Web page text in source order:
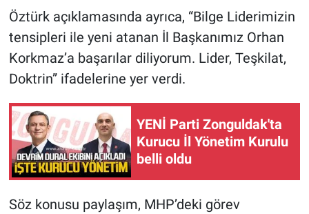
Öztürk açıklamasında ayrıca, “Bilge Liderimizin
tensipleri ile yeni atanan İl Başkanımız Orhan
Korkmaz’a başarılar diliyorum. Lider, Teşkilat,
Doktrin” ifadelerine yer verdi.
YENİ Parti Zonguldak'ta
Kurucu İl Yönetim Kurulu
belli oldu
Söz konusu paylaşım, MHP’deki görev